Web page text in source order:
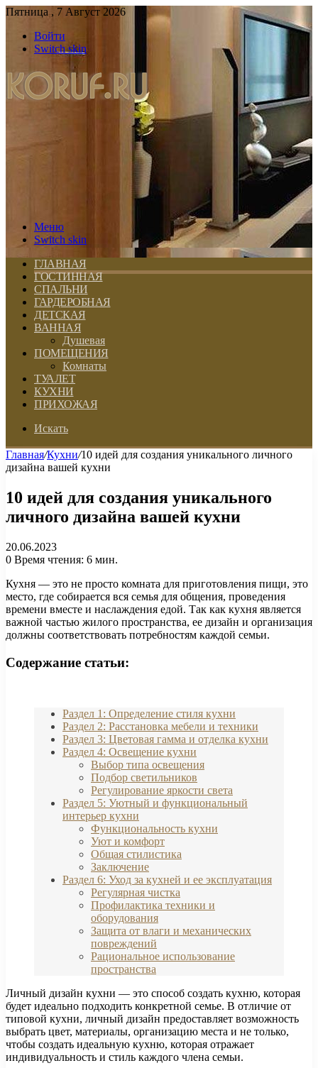
Пятница , 7 Август 2026
Войти
Switch skin
Меню
Switch skin
ГЛАВНАЯ
ГОСТИННАЯ
СПАЛЬНИ
ГАРДЕРОБНАЯ
ДЕТСКАЯ
ВАННАЯ
Душевая
ПОМЕЩЕНИЯ
Комнаты
ТУАЛЕТ
КУХНИ
ПРИХОЖАЯ
Искать
Главная/Кухни/10 идей для создания уникального личного
дизайна вашей кухни
10 идей для создания уникального
личного дизайна вашей кухни
20.06.2023
0 Время чтения: 6 мин.
Кухня — это не просто комната для приготовления пищи, это
место, где собирается вся семья для общения, проведения
времени вместе и наслаждения едой. Так как кухня является
важной частью жилого пространства, ее дизайн и организация
должны соответствовать потребностям каждой семьи.
Содержание статьи:
Раздел 1: Определение стиля кухни
Раздел 2: Расстановка мебели и техники
Раздел 3: Цветовая гамма и отделка кухни
Раздел 4: Освещение кухни
Выбор типа освещения
Подбор светильников
Регулирование яркости света
Раздел 5: Уютный и функциональный
интерьер кухни
Функциональность кухни
Уют и комфорт
Общая стилистика
Заключение
Раздел 6: Уход за кухней и ее эксплуатация
Регулярная чистка
Профилактика техники и
оборудования
Защита от влаги и механических
повреждений
Рациональное использование
пространства
Личный дизайн кухни — это способ создать кухню, которая
будет идеально подходить конкретной семье. В отличие от
типовой кухни, личный дизайн предоставляет возможность
выбрать цвет, материалы, организацию места и не только,
чтобы создать идеальную кухню, которая отражает
индивидуальность и стиль каждого члена семьи.